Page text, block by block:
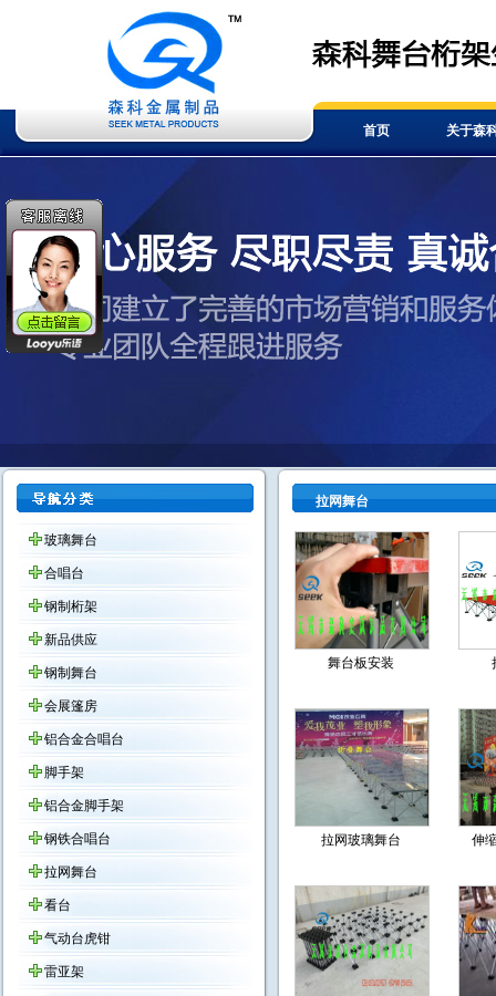
首页 关于森
玻璃舞台
合唱台
钢制桁架
新品供应
钢制舞台
会展篷房
铝合金合唱台
脚手架
铝合金脚手架
钢铁合唱台
拉网舞台
看台
气动台虎钳
雷亚架
拉网舞台
舞台板安装
拉网玻璃舞台 伸